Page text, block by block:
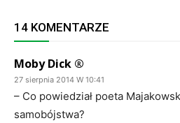
14 KOMENTARZE
Moby Dick ®
27 sierpnia 2014 W 10:41
– Co powiedział poeta
samobójstwa?